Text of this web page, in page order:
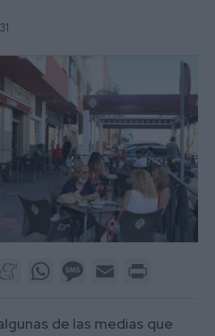
MeneameWhatsAppMessage
Email
de las medias que